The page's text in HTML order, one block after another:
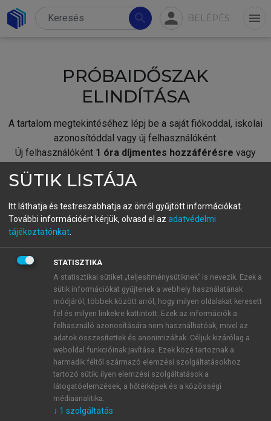
search person BELÉPÉS menu
PRÓBAIDŐSZAK
ELINDÍTÁSA
A tartalom megtekintéséhez lépj be a saját fiókoddal, iskolai
azonosítóddal vagy új felhasználóként.
Új felhasználóként 1 óra díjmentes hozzáférésre vagy
fiókoddal,vagy hozz létre új fiókot.
A regisztráció után apróbaidőszakautomatikusan
BELÉPÉS SAJÁT FIÓKKAL
ÚJ FIÓK LÉTREHOZÁSA
1 óra díjmentes hozzáférés
E-MAIL-CÍM
SÜTIK LISTÁJA
Itt láthatja és testreszabhatja az önről gyűjtött információkat.
További információért kérjük, olvasd el az adatvédelmi
tájékoztatónkat
STATISZTIKA
A statisztikai sütiket „teljesítménysütiknek” is nevezik. Ezek a
sütik információkat gyűjtenek a webhely használatának
módjáról, többek között arról, hogy milyen oldalakat keresett
fel és milyen linkekre kattintott. Ezek az információk a
felhasználó azonosítására nem használhatóak, mivel az
adatok összesítettek és anonimizáltak. Céljuk kizárólag a
weboldal funkcióinak javítása. Ezek közé tartoznak a
harmadik féltől származó elemzési szolgáltatásokhoz
tartozó sütik; ilyen elemzési szolgáltatások a
látogatóelemzések, a hőtérképek és a közösségi
médiaanalitika.
↓ 1 szolgáltatás